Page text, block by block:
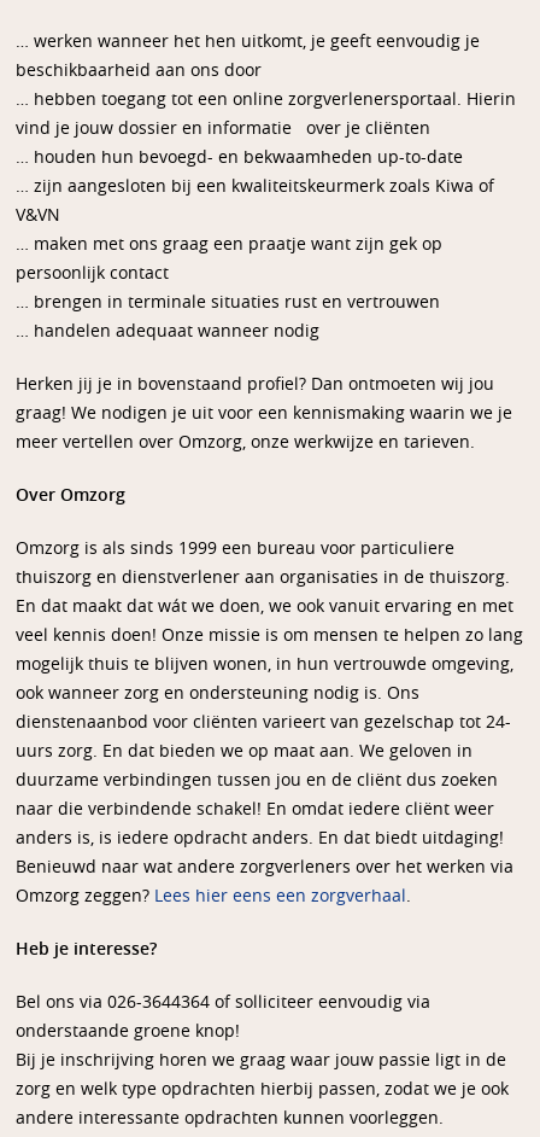
… werken wanneer het hen uitkomt, je geeft eenvoudig je
beschikbaarheid aan ons door
… hebben toegang tot een online zorgverlenersportaal. Hierin
vind je jouw dossier en informatie over je cliënten
… houden hun bevoegd- en bekwaamheden up-to-date
… zijn aangesloten bij een kwaliteitskeurmerk zoals Kiwa of
V&VN
… maken met ons graag een praatje want zijn gek op
persoonlijk contact
… brengen in terminale situaties rust en vertrouwen
… handelen adequaat wanneer nodig
Herken jij je in bovenstaand profiel? Dan ontmoeten wij jou
graag! We nodigen je uit voor een kennismaking waarin we je
meer vertellen over Omzorg, onze werkwijze en tarieven.
Over Omzorg
Omzorg is als sinds 1999 een bureau voor particuliere
thuiszorg en dienstverlener aan organisaties in de thuiszorg.
En dat maakt dat wát we doen, we ook vanuit ervaring en met
veel kennis doen! Onze missie is om mensen te helpen zo lang
mogelijk thuis te blijven wonen, in hun vertrouwde omgeving,
ook wanneer zorg en ondersteuning nodig is. Ons
dienstenaanbod voor cliënten varieert van gezelschap tot 24-
uurs zorg. En dat bieden we op maat aan. We geloven in
duurzame verbindingen tussen jou en de cliënt dus zoeken
naar die verbindende schakel! En omdat iedere cliënt weer
anders is, is iedere opdracht anders. En dat biedt uitdaging!
Benieuwd naar wat andere zorgverleners over het werken via
Omzorg zeggen? Lees hier eens een zorgverhaal.
Heb je interesse?
Bel ons via 026-3644364 of solliciteer eenvoudig via
onderstaande groene knop!
Bij je inschrijving horen we graag waar jouw passie ligt in de
zorg en welk type opdrachten hierbij passen, zodat we je ook
andere interessante opdrachten kunnen voorleggen.